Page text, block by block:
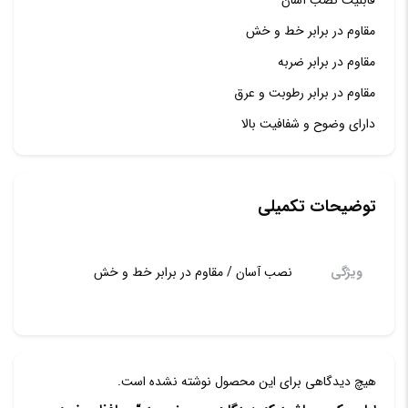
مقاوم در برابر خط و خش
مقاوم در برابر ضربه
مقاوم در برابر رطوبت و عرق
دارای وضوح و شفافیت بالا
توضیحات تکمیلی
ویژگی نصب آسان / مقاوم در برابر خط و خش
هیچ دیدگاهی برای این محصول نوشته نشده است.